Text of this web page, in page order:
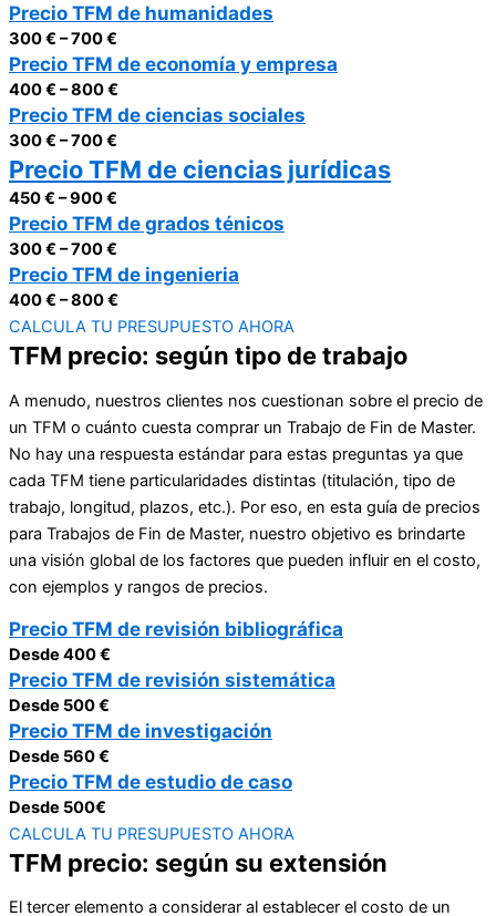
Precio TFM de humanidades
300 € – 700 €
Precio TFM de economía y empresa
400 € – 800 €
Precio TFM de ciencias sociales
300 € – 700 €
Precio TFM de ciencias jurídicas
450 € – 900 €
Precio TFM de grados ténicos
300 € – 700 €
Precio TFM de ingenieria
400 € – 800 €
CALCULA TU PRESUPUESTO AHORA
TFM precio: según tipo de trabajo
A menudo, nuestros clientes nos cuestionan sobre el precio de
un TFM o cuánto cuesta comprar un Trabajo de Fin de Master.
No hay una respuesta estándar para estas preguntas ya que
cada TFM tiene particularidades distintas (titulación, tipo de
trabajo, longitud, plazos, etc.). Por eso, en esta guía de precios
para Trabajos de Fin de Master, nuestro objetivo es brindarte
una visión global de los factores que pueden influir en el costo,
con ejemplos y rangos de precios.
Precio TFM de revisión bibliográfica
Desde 400 €
Precio TFM de revisión sistemática
Desde 500 €
Precio TFM de investigación
Desde 560 €
Precio TFM de estudio de caso
Desde 500€
CALCULA TU PRESUPUESTO AHORA
TFM precio: según su extensión
El tercer elemento a considerar al establecer el costo de un